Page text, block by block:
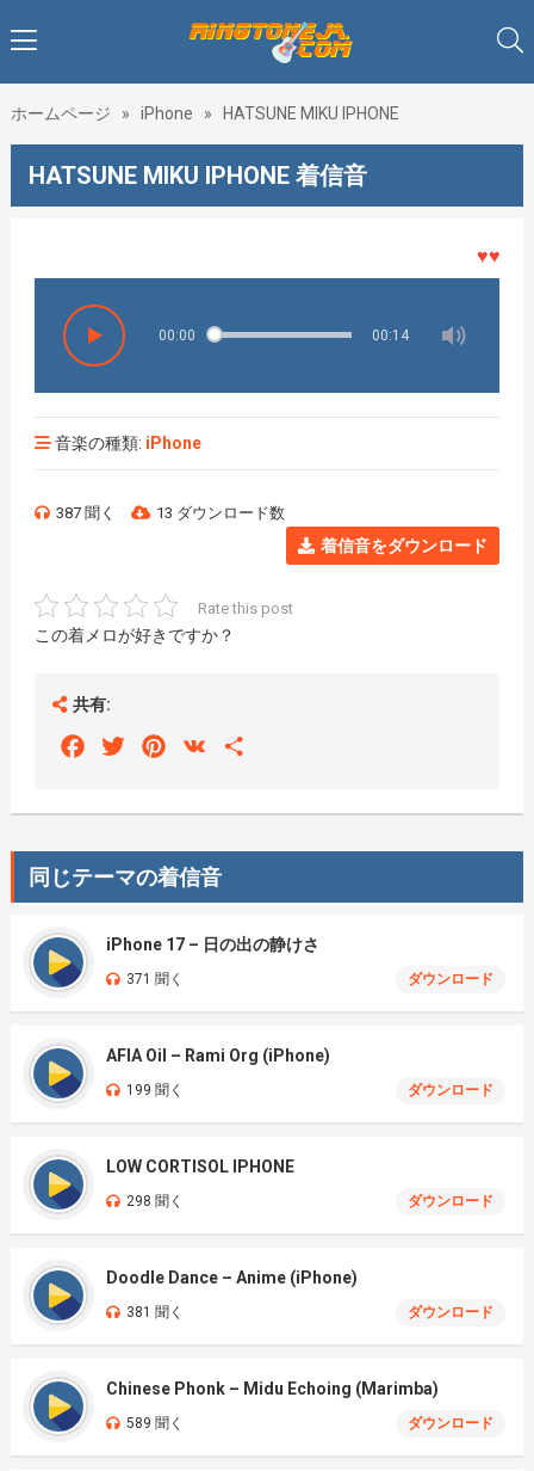
ホームページ » iPhone » HATSUNE MIKU IPHONE
HATSUNE MIKU IPHONE 着信音
♥♥♥着メ
00:00 00:14
音楽の種類: iPhone
387 聞く 13 ダウンロード数
着信音をダウンロード
Rate this post
この着メロが好きですか？
共有:
FacebookTwitterPinterest
VK
同じテーマの着信音
iPhone 17 – 日の出の静けさ
371 聞く ダウンロード
AFIA Oil – Rami Org (iPhone)
199 聞く ダウンロード
LOW CORTISOL IPHONE
298 聞く ダウンロード
Doodle Dance – Anime (iPhone)
381 聞く ダウンロード
Chinese Phonk – Midu Echoing (Marimba)
589 聞く ダウンロード